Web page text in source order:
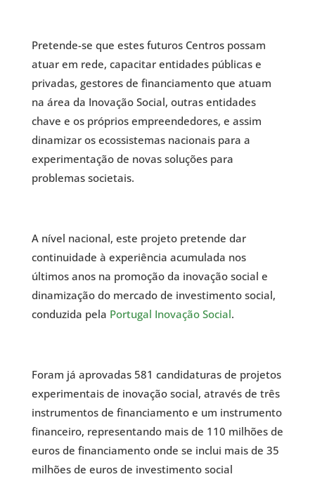
Pretende-se que estes futuros Centros possam
atuar em rede, capacitar entidades públicas e
privadas, gestores de financiamento que atuam
na área da Inovação Social, outras entidades
chave e os próprios empreendedores, e assim
dinamizar os ecossistemas nacionais para a
experimentação de novas soluções para
problemas societais.
A nível nacional, este projeto pretende dar
continuidade à experiência acumulada nos
últimos anos na promoção da inovação social e
dinamização do mercado de investimento social,
conduzida pela Portugal Inovação Social.
Foram já aprovadas 581 candidaturas de projetos
experimentais de inovação social, através de três
instrumentos de financiamento e um instrumento
financeiro, representando mais de 110 milhões de
euros de financiamento onde se inclui mais de 35
milhões de euros de investimento social